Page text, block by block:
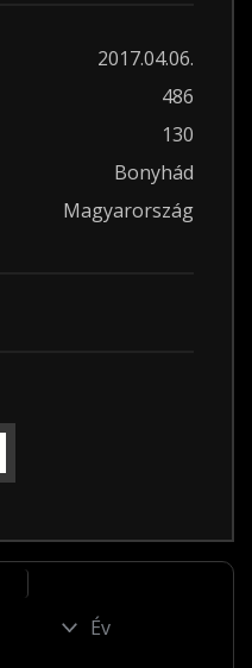
2017.04.06.
486
130
Bonyhád
Magyarország